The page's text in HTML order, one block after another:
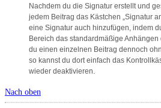
Nachdem du die Signatur erstellt und
jedem Beitrag das Kästchen „Signatur
eine Signatur auch hinzufügen, indem
Bereich das standardmäßige
du einen einzelnen Beitrag dennoch
so kannst du dort einfach das
wieder deaktivieren.
Nach oben